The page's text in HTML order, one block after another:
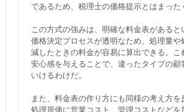
であるため、税理士の価格提示とはまった
この方式の強みは、明確な料金表があると
価格決定プロセスが透明なため、処理量や
減したときの料金が容易に算出できる。こ
安心感を与えることで、違ったタイプの顧
いけるわけだ。
また、料金表の作り方にも同様の考え方を
処理原価に営業コスト、管理コストなどを